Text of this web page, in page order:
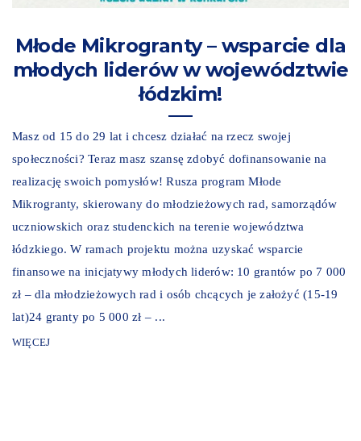
Młode Mikrogranty – wsparcie dla
młodych liderów w województwie
łódzkim!
Masz od 15 do 29 lat i chcesz działać na rzecz swojej
społeczności? Teraz masz szansę zdobyć dofinansowanie na
realizację swoich pomysłów! Rusza program Młode
Mikrogranty, skierowany do młodzieżowych rad, samorządów
uczniowskich oraz studenckich na terenie województwa
łódzkiego. W ramach projektu można uzyskać wsparcie
finansowe na inicjatywy młodych liderów: 10 grantów po 7 000
zł – dla młodzieżowych rad i osób chcących je założyć (15-19
lat)24 granty po 5 000 zł – ...
WIĘCEJ